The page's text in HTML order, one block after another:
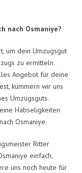
nach Osmaniye?
um dein Umzugsgut
zu ermitteln.
Angebot für deine
kümmern wir uns
Umzugsguts.
Habseligkeiten
Osmaniye.
Ritter
einfach,
uns noch heute für